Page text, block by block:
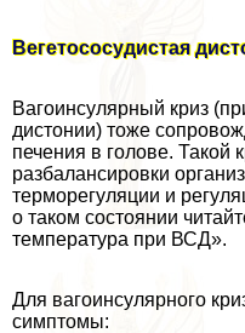
Вегетососудистая
Вагоинсулярный криз
дистонии) тоже
печения в голове. Такой
разбалансировки
терморегуляции и
о таком состоянии
температура при ВСД».
Для вагоинсулярного
симптомы: